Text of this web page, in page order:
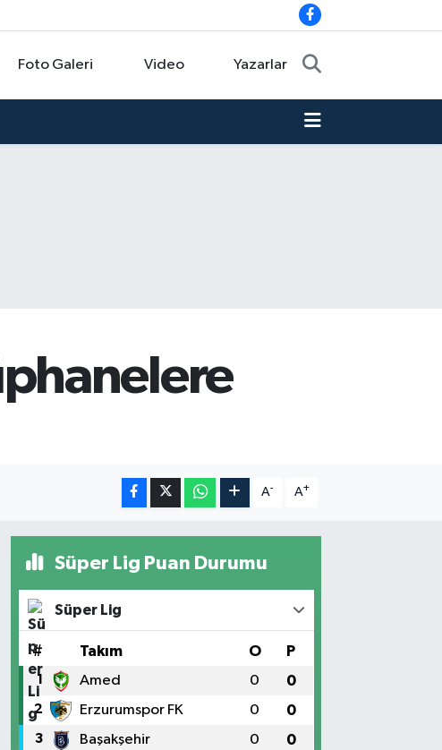
Foto Galeri Video Yazarlar
A- A+
Süper Lig Puan Durumu
Süper Lig
# Takım O P
1 Amed 0 0
2 Erzurumspor FK 0 0
3 Başakşehir 0 0